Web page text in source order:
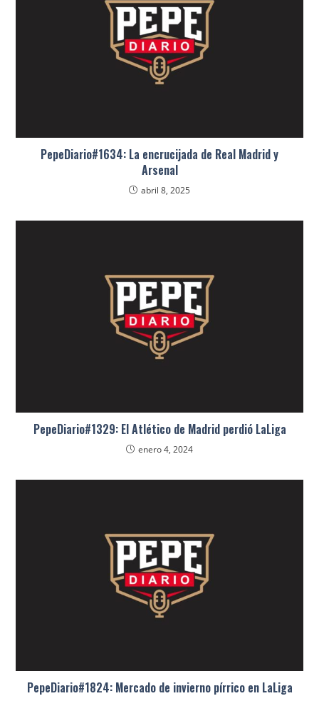
PepeDiario#1634: La encrucijada de Real Madrid y
Arsenal
abril 8, 2025
PepeDiario#1329: El Atlético de Madrid perdió LaLiga
enero 4, 2024
PepeDiario#1824: Mercado de invierno pírrico en LaLiga